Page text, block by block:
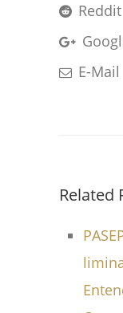
Reddit
E-Mail
Related